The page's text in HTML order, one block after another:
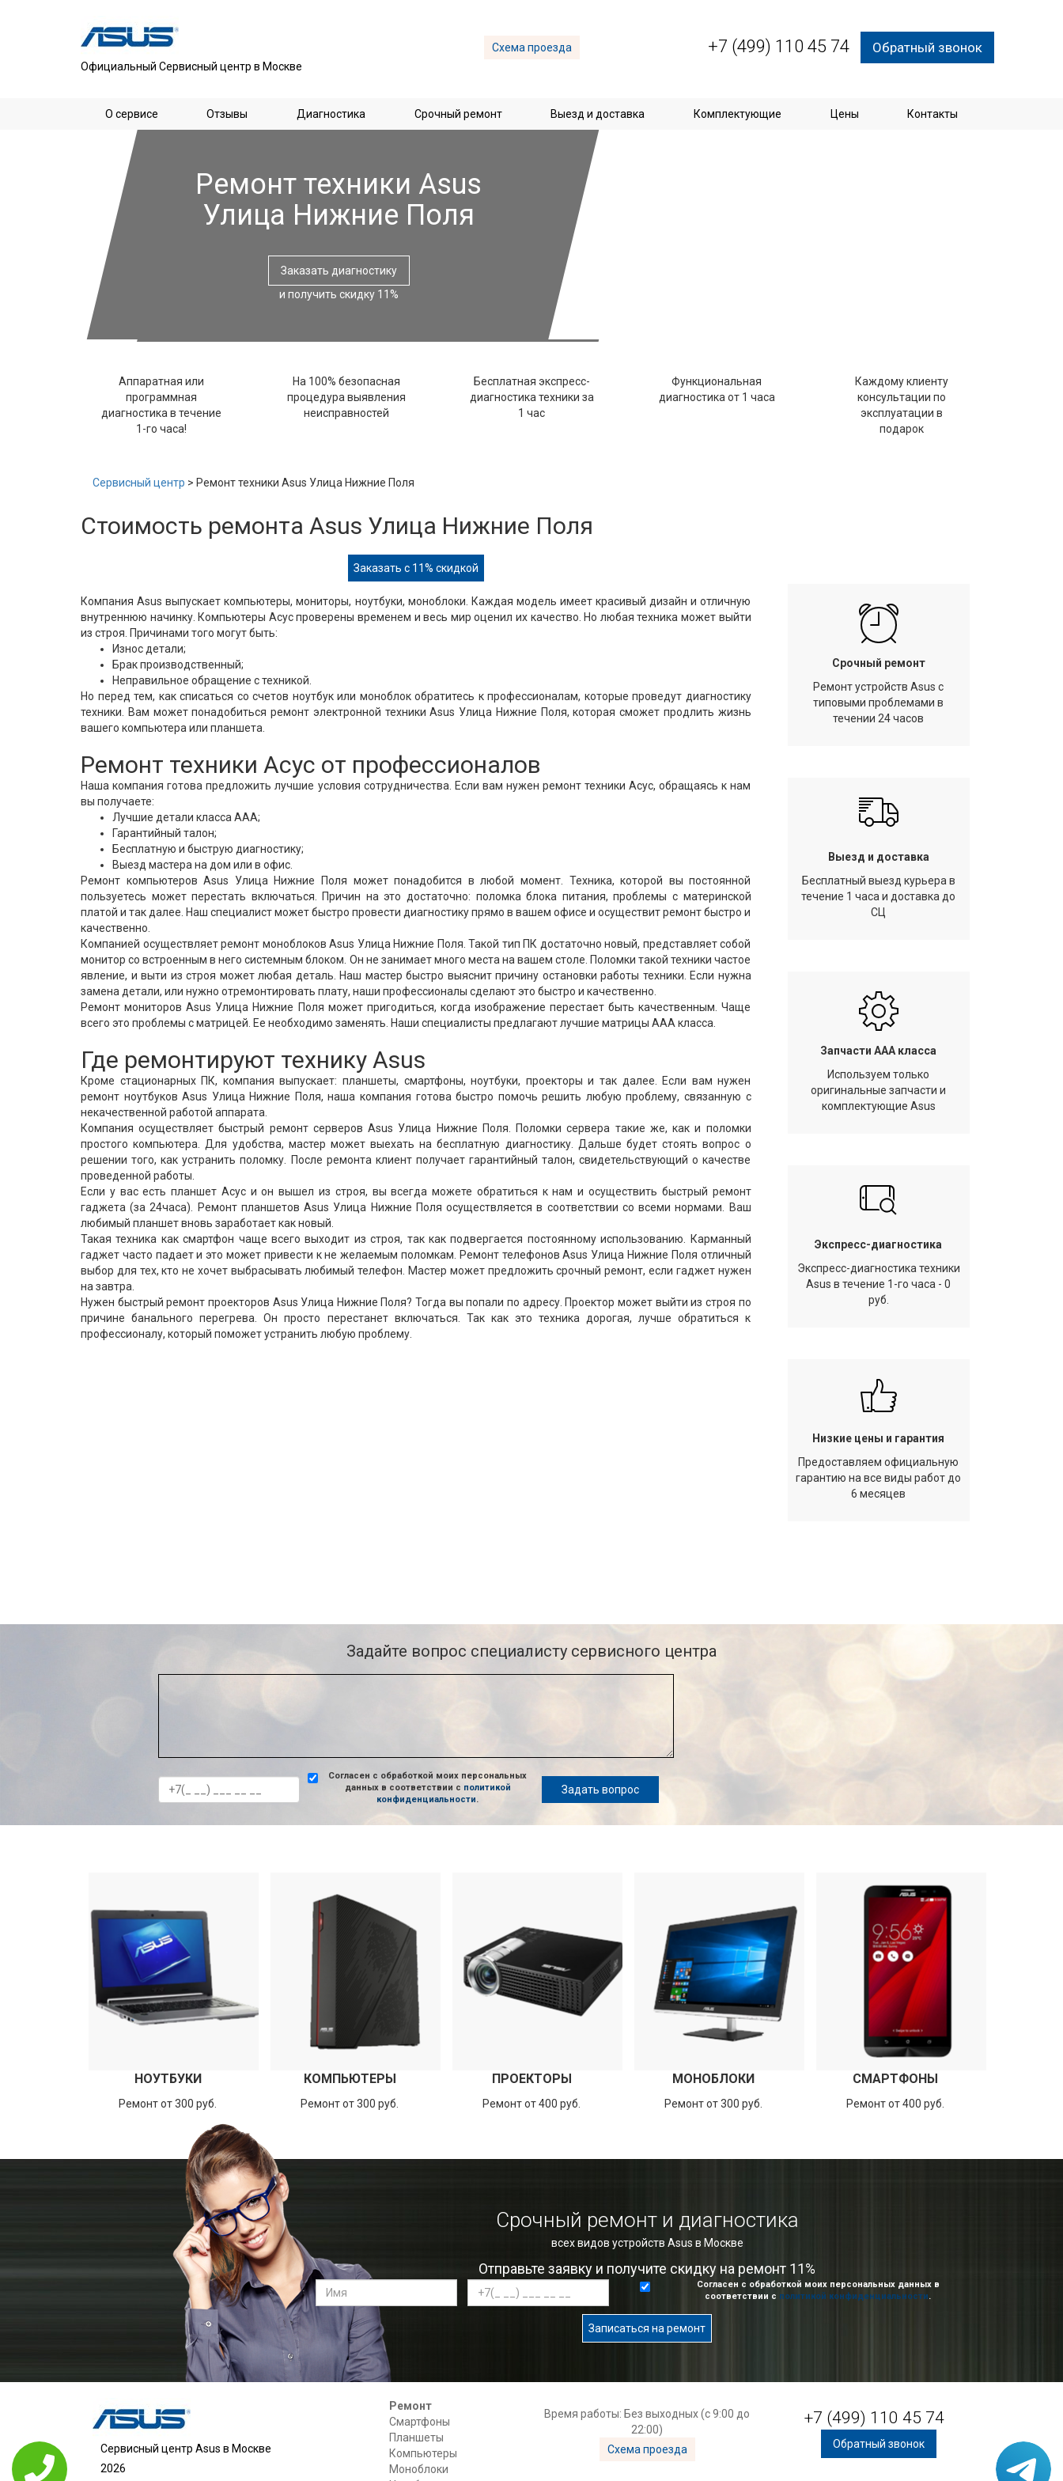
Официальный Сервисный центр в Москве
Схема проезда +7 (499) 110 45 74 Обратный звонок
О сервисе Отзывы Диагностика Срочный ремонт Выезд и доставка Комплектующие Цены Контакты
Ремонт техники Asus
Улица Нижние Поля
Заказать диагностику
и получить скидку 11%
Аппаратная или
программная
диагностика в течение
1-го часа!
На 100% безопасная
процедура выявления
неисправностей
Бесплатная экспресс-
диагностика техники за
1 час
Функциональная
диагностика от 1 часа
Каждому клиенту
консультации по
эксплуатации в
подарок
Сервисный центр > Ремонт техники Asus Улица Нижние Поля
Стоимость ремонта Asus Улица Нижние Поля
Заказать с 11% скидкой
Компания Asus выпускает компьютеры, мониторы, ноутбуки, моноблоки. Каждая модель имеет красивый дизайн и отличную
внутреннюю начинку. Компьютеры Асус проверены временем и весь мир оценил их качество. Но любая техника может выйти
из строя. Причинами того могут быть:
Износ детали;
Брак производственный;
Неправильное обращение с техникой.
Но перед тем, как списаться со счетов ноутбук или моноблок обратитесь к профессионалам, которые проведут диагностику
техники. Вам может понадобиться ремонт электронной техники Asus Улица Нижние Поля, которая сможет продлить жизнь
вашего компьютера или планшета.
Ремонт техники Асус от профессионалов
Наша компания готова предложить лучшие условия сотрудничества. Если вам нужен ремонт техники Асус, обращаясь к нам
вы получаете:
Лучшие детали класса ААА;
Гарантийный талон;
Бесплатную и быструю диагностику;
Выезд мастера на дом или в офис.
Ремонт компьютеров Asus Улица Нижние Поля может понадобится в любой момент. Техника, которой вы постоянной
пользуетесь может перестать включаться. Причин на это достаточно: поломка блока питания, проблемы с материнской
платой и так далее. Наш специалист может быстро провести диагностику прямо в вашем офисе и осуществит ремонт быстро и
качественно.
Компанией осуществляет ремонт моноблоков Asus Улица Нижние Поля. Такой тип ПК достаточно новый, представляет собой
монитор со встроенным в него системным блоком. Он не занимает много места на вашем столе. Поломки такой техники частое
явление, и выти из строя может любая деталь. Наш мастер быстро выяснит причину остановки работы техники. Если нужна
замена детали, или нужно отремонтировать плату, наши профессионалы сделают это быстро и качественно.
Ремонт мониторов Asus Улица Нижние Поля может пригодиться, когда изображение перестает быть качественным. Чаще
всего это проблемы с матрицей. Ее необходимо заменять. Наши специалисты предлагают лучшие матрицы ААА класса.
Где ремонтируют технику Asus
Кроме стационарных ПК, компания выпускает: планшеты, смартфоны, ноутбуки, проекторы и так далее. Если вам нужен
ремонт ноутбуков Asus Улица Нижние Поля, наша компания готова быстро помочь решить любую проблему, связанную с
некачественной работой аппарата.
Компания осуществляет быстрый ремонт серверов Asus Улица Нижние Поля. Поломки сервера такие же, как и поломки
простого компьютера. Для удобства, мастер может выехать на бесплатную диагностику. Дальше будет стоять вопрос о
решении того, как устранить поломку. После ремонта клиент получает гарантийный талон, свидетельствующий о качестве
проведенной работы.
Если у вас есть планшет Асус и он вышел из строя, вы всегда можете обратиться к нам и осуществить быстрый ремонт
гаджета (за 24часа). Ремонт планшетов Asus Улица Нижние Поля осуществляется в соответствии со всеми нормами. Ваш
любимый планшет вновь заработает как новый.
Такая техника как смартфон чаще всего выходит из строя, так как подвергается постоянному использованию. Карманный
гаджет часто падает и это может привести к не желаемым поломкам. Ремонт телефонов Asus Улица Нижние Поля отличный
выбор для тех, кто не хочет выбрасывать любимый телефон. Мастер может предложить срочный ремонт, если гаджет нужен
на завтра.
Нужен быстрый ремонт проекторов Asus Улица Нижние Поля? Тогда вы попали по адресу. Проектор может выйти из строя по
причине банального перегрева. Он просто перестанет включаться. Так как это техника дорогая, лучше обратиться к
профессионалу, который поможет устранить любую проблему.
Срочный ремонт
Ремонт устройств Asus с
типовыми проблемами в
течении 24 часов
Выезд и доставка
Бесплатный выезд курьера в
течение 1 часа и доставка до
СЦ
Запчасти AAA класса
Используем только
оригинальные запчасти и
комплектующие Asus
Экспресс-диагностика
Экспресс-диагностика техники
Asus в течение 1-го часа - 0
руб.
Низкие цены и гарантия
Предоставляем официальную
гарантию на все виды работ до
6 месяцев
Задайте вопрос специалисту сервисного центра
Согласен с обработкой моих персональных
данных в соответствии с политикой
конфиденциальности.
Задать вопрос
НОУТБУКИ
Ремонт от 300 руб.
КОМПЬЮТЕРЫ
Ремонт от 300 руб.
ПРОЕКТОРЫ
Ремонт от 400 руб.
МОНОБЛОКИ
Ремонт от 300 руб.
СМАРТФОНЫ
Ремонт от 400 руб.
Срочный ремонт и диагностика
всех видов устройств Asus в Москве
Отправьте заявку и получите скидку на ремонт 11%
Согласен с обработкой моих персональных данных в
соответствии с политикой конфиденциальности.
Записаться на ремонт
Сервисный центр Asus в Москве
2026
Ремонт
Смартфоны
Планшеты
Компьютеры
Моноблоки
Время работы: Без выходных (с 9:00 до
22:00)
Схема проезда
+7 (499) 110 45 74
Обратный звонок